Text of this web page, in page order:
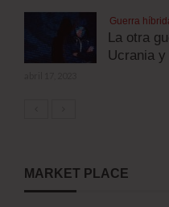
Guerra
La otra
Ucrania y
MARKET PLACE